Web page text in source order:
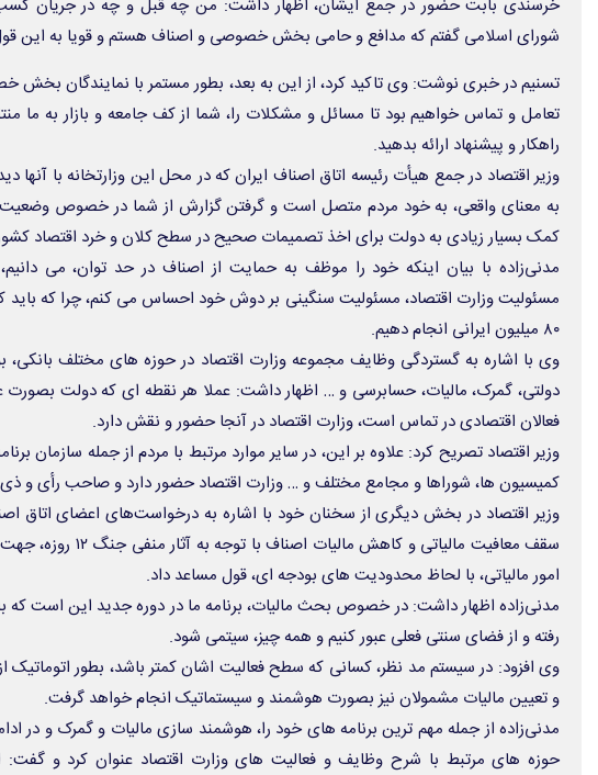
خرسندی بابت حضور در جمع ایشان، اظهار داشت: من چه قبل و چه در جریان
شورای اسلامی گفتم که مدافع و حامی بخش خصوصی و اصناف هستم و قویا به این
تسنیم در خبری نوشت: وی تاکید کرد، از این به بعد، بطور مستمر با نمایندگان
تعامل و تماس خواهیم بود تا مسائل و مشکلات را، شما از کف جامعه و بازار به ما
راهکار و پیشنهاد ارائه بدهید.
وزیر اقتصاد در جمع هیأت رئیسه اتاق اصناف ایران که در محل این وزارتخانه با آنها
به معنای واقعی، به خود مردم متصل است و گرفتن گزارش از شما در خصوص وضعیت
کمک بسیار زیادی به دولت برای اخذ تصمیمات صحیح در سطح کلان و خرد اقتصاد
مدنی‌زاده با بیان اینکه خود را موظف به حمایت از اصناف در حد توان، می
مسئولیت وزارت اقتصاد، مسئولیت سنگینی بر دوش خود احساس می کنم، چرا که باید
۸۰ میلیون ایرانی انجام دهیم.
وی با اشاره به گستردگی وظایف مجموعه وزارت اقتصاد در حوزه های مختلف
دولتی، گمرک، مالیات، حسابرسی و … اظهار داشت: عملا هر نقطه ای که دولت بصورت
فعالان اقتصادی در تماس است، وزارت اقتصاد در آنجا حضور و نقش دارد.
وزیر اقتصاد تصریح کرد: علاوه بر این، در سایر موارد مرتبط با مردم از جمله سازمان
کمیسیون ها، شوراها و مجامع مختلف و … وزارت اقتصاد حضور دارد و صاحب رأی و
وزیر اقتصاد در بخش دیگری از سخنان خود با اشاره به درخواست‌های اعضای اتاق
سقف معافیت مالیاتی و کاهش
امور مالیاتی، با لحاظ محدودیت های بودجه ای، قول مساعد داد.
مدنی‌زاده اظهار داشت: در خصوص بحث مالیات، برنامه ما در دوره جدید این است
رفته و از فضای سنتی فعلی عبور کنیم و همه چیز، سیتمی شود.
وی افزود: در سیستم مد نظر، کسانی که سطح فعالیت اشان کمتر باشد، بطور اتوماتیک
و تعیین مالیات مشمولان نیز بصورت هوشمند و سیستماتیک انجام خواهد گرفت.
مدنی‌زاده از جمله مهم ترین برنامه های خود را، هوشمند سازی مالیات و گمرک و در
حوزه های مرتبط با شرح وظایف و فعالیت های وزارت اقتصاد عنوان کرد و